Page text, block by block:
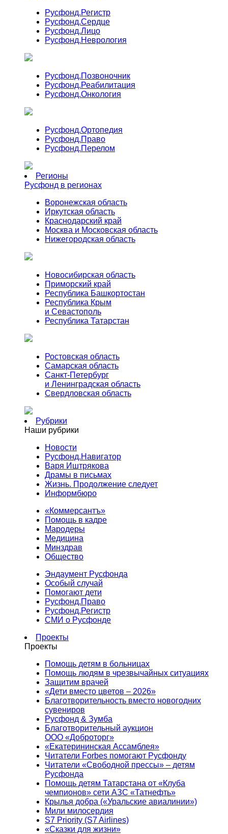
Русфонд.Регистр
Русфонд.Сердце
Русфонд.Лицо
Русфонд.Неврология
Русфонд.Позвоночник
Русфонд.Реабилитация
Русфонд.Онкология
Русфонд.Ортопедия
Русфонд.Право
Русфонд.Перелом
Регионы
Русфонд в регионах
Воронежская область
Иркутская область
Краснодарский край
Москва и Московская область
Нижегородская область
Новосибирская область
Приморский край
Республика Башкортостан
Республика Крым
и Севастополь
Республика Татарстан
Ростовская область
Самарская область
Санкт-Петербург
и Ленинградская область
Свердловская область
Рубрики
Наши рубрики
Новости
Русфонд.Навигатор
Варя Иштрякова
Драмы в письмах
Жизнь. Продолжение следует
Информбюро
«Коммерсантъ»
Помощь в кадре
Мародеры
Медицина
Минздрав
Общество
Эндаумент Русфонда
Особый случай
Помогают дети
Русфонд.Право
Русфонд.Регистр
СМИ о Русфонде
Проекты
Проекты
Помощь детям в больницах
Помощь людям в чрезвычайных ситуациях
Защитим врачей
«Дети вместо цветов – 2026»
Благотворительность вместо новогодних
сувениров
Русфонд & Зумба
Благотворительный аукцион
ООО «Доброторг»
«Екатерининская Ассамблея»
Читатели Forbes помогают Русфонду
Читатели «Свободной прессы» – детям
Русфонда
Помощь детям Татарстана от «Клуба
чемпионов» сети АЗС «Татнефть»
Крылья добра («Уральские авиалинии»)
Мили милосердия
S7 Priority (S7 Airlines)
«Сказки для жизни»